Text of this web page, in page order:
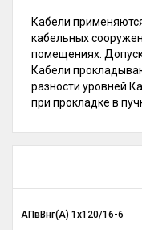
Кабели
кабельных
помещениях.
Кабели
разности
при прокладке в
АПвВнг(A) 1х120/16-6